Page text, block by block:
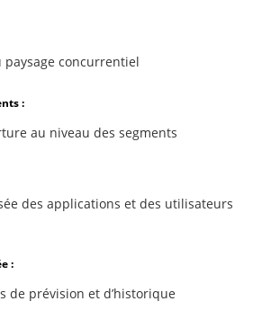
paysage concurrentiel
:
au niveau des segments
des applications et des utilisateurs
:
de prévision et d’historique